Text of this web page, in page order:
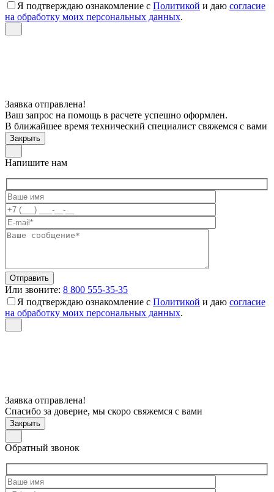
Я подтверждаю ознакомление с Политикой и даю согласие
на обработку моих персональных данных.
Заявка отправлена!
Ваш запрос на помощь в расчете успешно оформлен.
В ближайшее время технический специалист свяжемся с вами
Закрыть
Напишите нам
Или звоните: 8 800 555-35-35
Я подтверждаю ознакомление с Политикой и даю согласие
на обработку моих персональных данных.
Заявка отправлена!
Спасибо за доверие, мы скоро свяжемся с вами
Закрыть
Обратный звонок